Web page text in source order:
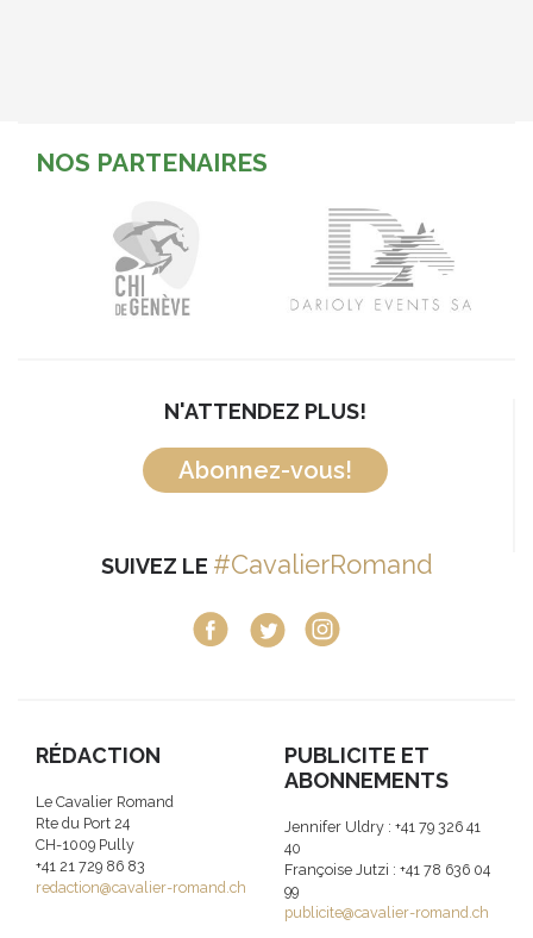
NOS PARTENAIRES
N'ATTENDEZ PLUS!
Abonnez-vous!
SUIVEZ LE #CavalierRomand
RÉDACTION
Le Cavalier Romand
Rte du Port 24
CH-1009 Pully
+41 21 729 86 83
redaction@cavalier-romand.ch
PUBLICITE ET
ABONNEMENTS
Jennifer Uldry : +41 79 326 41
40
Françoise Jutzi : +41 78 636 04
99
publicite@cavalier-romand.ch